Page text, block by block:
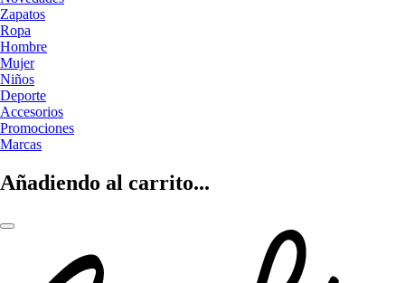
Zapatos
Ropa
Hombre
Mujer
Niños
Deporte
Accesorios
Promociones
Marcas
Añadiendo al carrito...